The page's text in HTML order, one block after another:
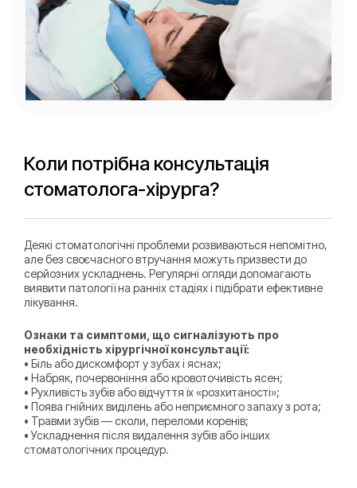
Коли потрібна консультація
стоматолога-хірурга?
Деякі стоматологічні проблеми розвиваються непомітно,
але без своєчасного втручання можуть призвести до
серйозних ускладнень. Регулярні огляди допомагають
виявити патології на ранніх стадіях і підібрати ефективне
лікування.
Ознаки та симптоми, що сигналізують про
необхідність хірургічної консультації:
• Біль або дискомфорт у зубах і яснах;
• Набряк, почервоніння або кровоточивість ясен;
• Рухливість зубів або відчуття їх «розхитаності»;
• Поява гнійних виділень або неприємного запаху з рота;
• Травми зубів — сколи, переломи коренів;
• Ускладнення після видалення зубів або інших
стоматологічних процедур.